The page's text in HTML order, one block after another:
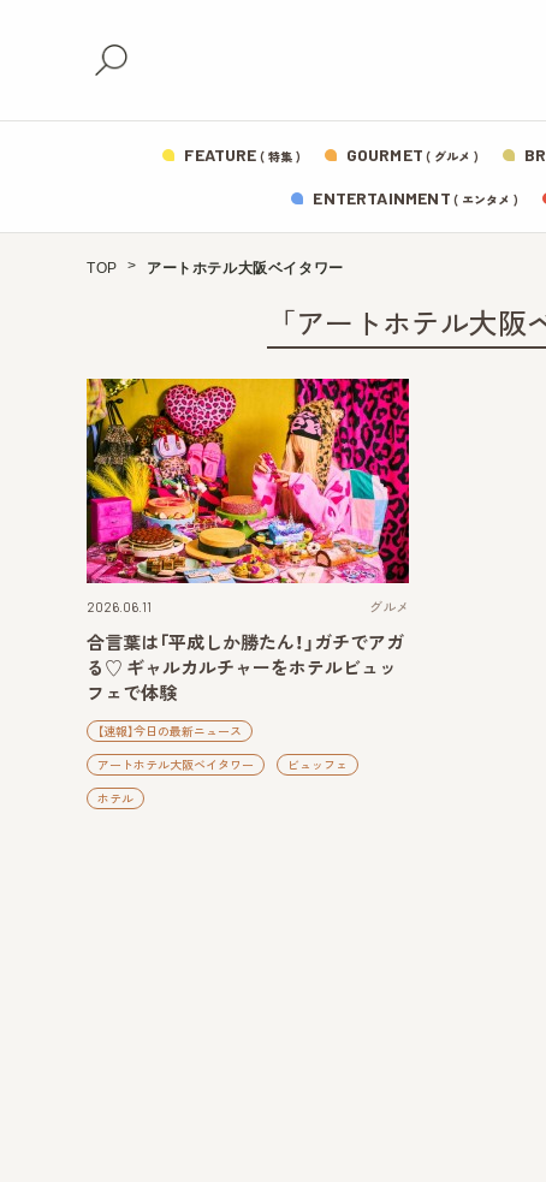
FEATURE ( 特集 ) GOURMET ( グルメ )
ENTERTAINMENT ( エンタメ )
TOP アートホテル大阪ベイタワー
「アートホテル大
2026.06.11 グルメ
合言葉は「平成しか勝たん！」ガチでアガ
る♡ ギャルカルチャーをホテルビュッ
フェで体験
【速報】今日の最新ニュース
アートホテル大阪ベイタワー ビュッフェ
ホテル